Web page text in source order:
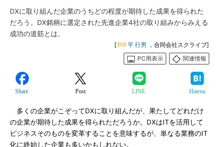
DXに取り組んだ企業のうちどの程度が期待した成果を得られた
だろう。DX銘柄に選定された先進企業4社の取り組みからみえる
成功の道筋とは。
[ 平 行男 ，合同会社スクライブ]
PC用表示
関連情報
Share Post LINE Hatena
多くの企業がこぞってDXに取り組んだが、果たしてどれだけ
の企業が期待した成果を得られただろうか。DXはITを活用して
ビジネスそのものを変革することを意味するが、単なる業務のIT
化に終始した企業も多いかもしれない。